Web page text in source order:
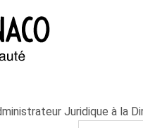
Juridique à la